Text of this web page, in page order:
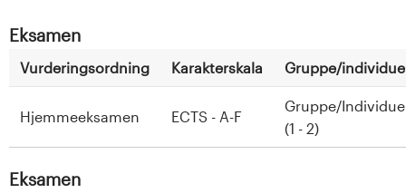
Eksamen
Vurderingsordning Karakterskala Gruppe/
Hjemmeeksamen ECTS - A-F
Gruppe/
(1 - 2)
Eksamen